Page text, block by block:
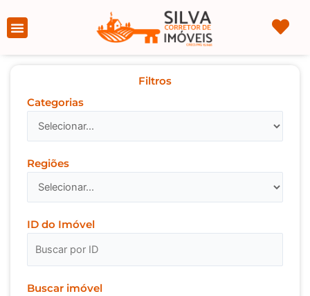
para
conteúdo
Filtros
Categorias
Regiões
ID do Imóvel
Buscar imóvel